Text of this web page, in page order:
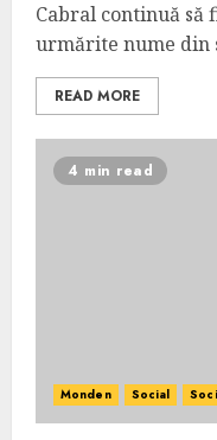
Cabral continuă
urmărite nume din
READ MORE
4 min read
Monden Social